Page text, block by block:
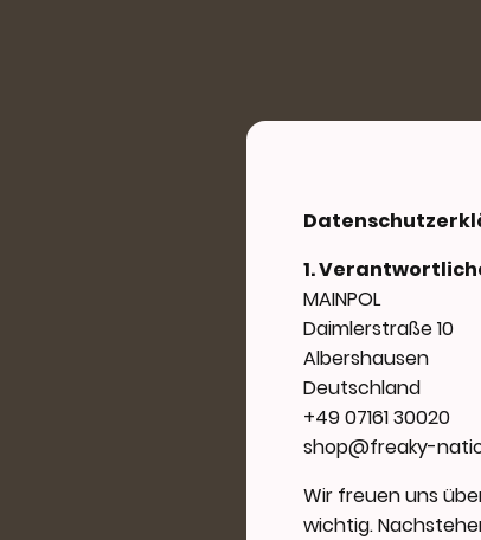
1.
MAINPOL
Daimlerstraße 10
Albershausen
Deutschland
+49 07161 30020
shop@freaky-
Wir freuen uns
wichtig.